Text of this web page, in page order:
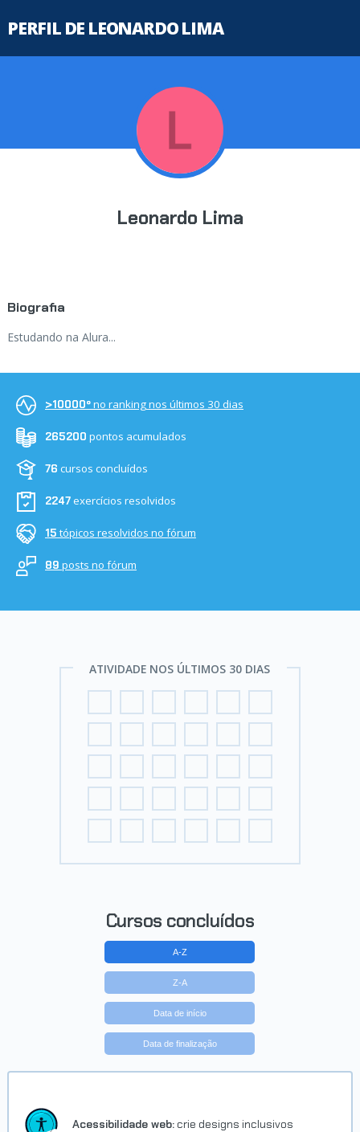
PERFIL DE LEONARDO LIMA
Leonardo Lima
Biografia
Estudando na Alura...
>10000ºno ranking nos últimos 30 dias
265200 pontos acumulados
76 cursos concluídos
2247exercícios resolvidos
15 tópicos resolvidos no fórum
89 posts no fórum
ATIVIDADE NOS ÚLTIMOS 30 DIAS
Cursos concluídos
A-Z
Z-A
Data de início
Data de finalização
Acessibilidade web: crie designs inclusivos